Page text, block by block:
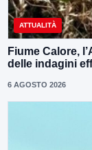
ATTUALITÀ
Fiume Calore,
delle indagini
6 AGOSTO 2026